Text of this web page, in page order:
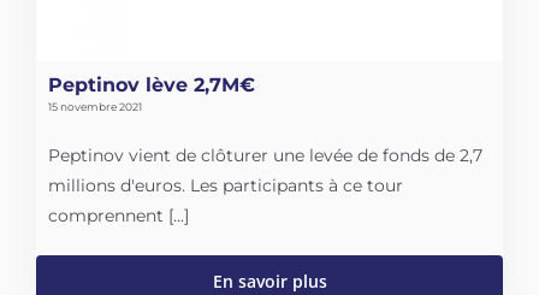
Peptinov lève 2,7M€
15 novembre 2021
Peptinov vient de clôturer une levée de fonds de 2,7
millions d'euros. Les participants à ce tour
comprennent [...]
En savoir plus